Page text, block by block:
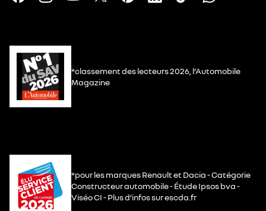
*classement des lecteurs 2026, l’Automobile
Magazine
*pour les marques Renault et Dacia - Catégorie
Constructeur automobile - Étude Ipsos bva -
Viséo CI - Plus d’infos sur escda.fr